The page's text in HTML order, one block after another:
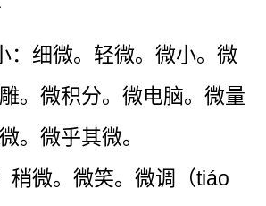
：细微。轻微。微小。微
。微积分。微电脑。微量
。微乎其微。
稍微。微笑。微调（tiáo